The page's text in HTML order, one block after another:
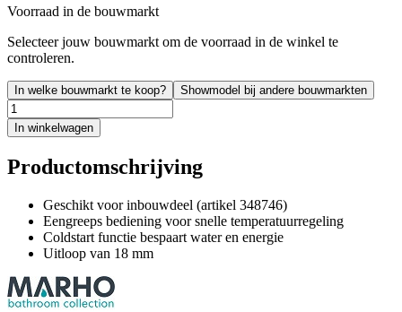
Voorraad in de bouwmarkt
Selecteer jouw bouwmarkt om de voorraad in de winkel te
controleren.
In welke bouwmarkt te koop? Showmodel bij andere bouwmarkten
In winkelwagen
Productomschrijving
Geschikt voor inbouwdeel (artikel 348746)
Eengreeps bediening voor snelle temperatuurregeling
Coldstart functie bespaart water en energie
Uitloop van 18 mm